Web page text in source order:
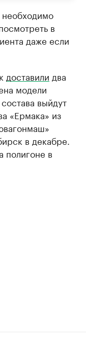
необходимо
в
даже если
доставили два
модели
выйдут
«Ермака» из
в декабре.
полигоне в